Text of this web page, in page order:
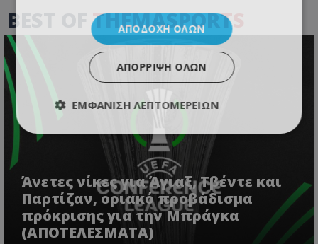
BEST OFTHEMASPORTS
Άνετες νίκες για Άγιαξ, Τβέντε και
Παρτίζαν, οριακό προβάδισμα
πρόκρισης για την Μπράγκα
(ΑΠΟΤΕΛΕΣΜΑΤΑ)
ΑΠΟΔΟΧΉ ΌΛΩΝ
ΑΠΌΡΡΙΨΗ ΌΛΩΝ
ΕΜΦΆΝΙΣΗ ΛΕΠΤΟΜΕΡΕΙΏΝ